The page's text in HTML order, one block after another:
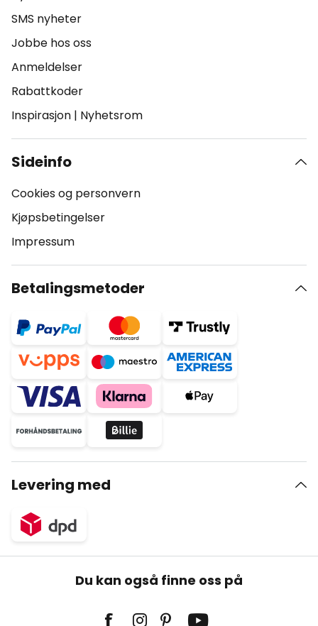
SMS nyheter
Jobbe hos oss
Anmeldelser
Rabattkoder
Inspirasjon | Nyhetsrom
Sideinfo
Cookies og personvern
Kjøpsbetingelser
Impressum
Betalingsmetoder
Levering med
Du kan også finne oss på